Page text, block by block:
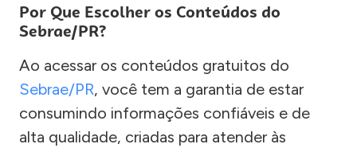
Por Que Escolher os Conteúdos do
Sebrae/PR?
Ao acessar os conteúdos gratuitos do
Sebrae/PR, você tem a garantia de estar
consumindo informações confiáveis e de
alta qualidade, criadas para atender às